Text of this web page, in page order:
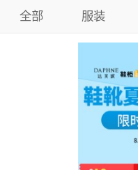
全部 服装